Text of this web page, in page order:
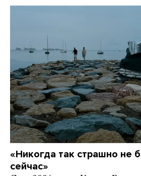
«Никогда так страшно не
сейчас»